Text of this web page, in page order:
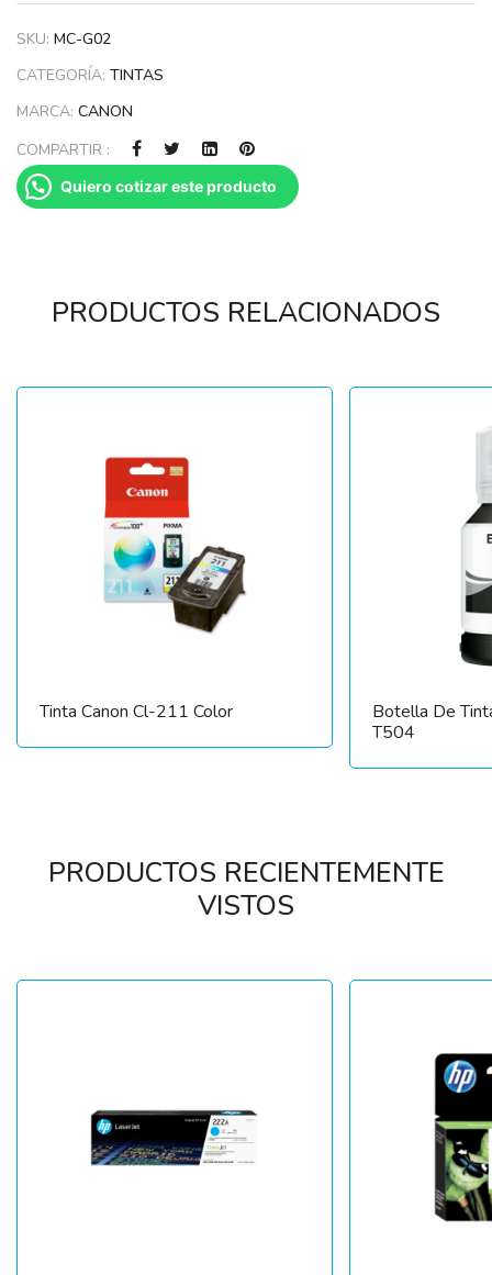
SKU: MC-G02
CATEGORÍA: TINTAS
MARCA: CANON
COMPARTIR :
Quiero cotizar este producto
PRODUCTOS RELACIONADOS
Tinta Canon Cl-211 Color
Botella De
T504
PRODUCTOS RECIENTEMENTE
VISTOS